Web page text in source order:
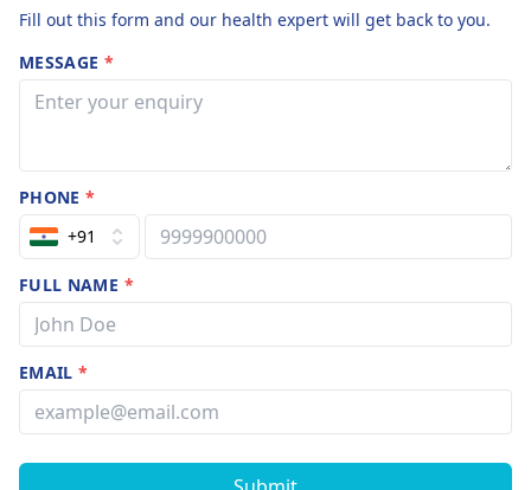
Fill out this form and our health expert will get back to you.
MESSAGE *
PHONE*
+91
FULL NAME *
EMAIL*